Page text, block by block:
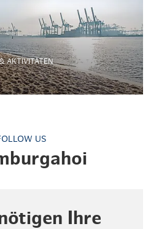
AKTIVITÄTEN
US
Ihre